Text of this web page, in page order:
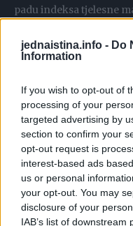
jednaistina.info - Do
Information
If you wish to opt-out of
processing of your
targeted advertising by
section to confirm your
opt-out request is
interest-based ads
us or personal
your opt-out. You may
disclosure of your
IAB’s list of
padu indeksa tjelesne
program vježbanja koji
Nedavno ste se ugojili
Kao što naglo
je i s brzim sticanjem
više imaju neredovan
težine, pokazalo je
nekoliko godina. Višak